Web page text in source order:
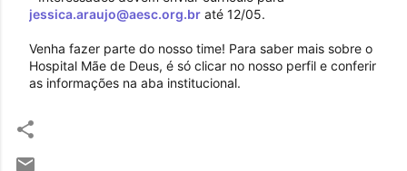
jessica.araujo@aesc.org.br até 12/05.
Venha fazer parte do nosso time! Para saber mais sobre o
Hospital Mãe de Deus, é só clicar no nosso perfil e conferir
as informações na aba institucional.